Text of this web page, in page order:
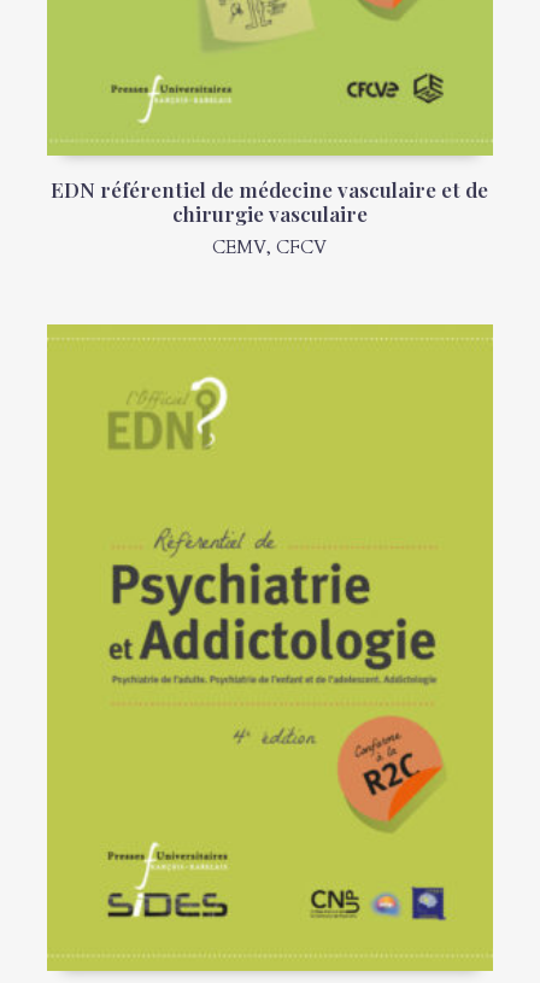
EDN référentiel de médecine vasculaire et de
chirurgie vasculaire
CEMV,CFCV